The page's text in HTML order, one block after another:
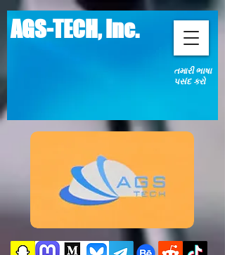
AGS-TECH, Inc.
તમારી ભાષા
પસંદ કરો